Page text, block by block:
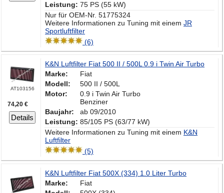
Leistung: 75 PS (55 kW)
Nur für OEM-Nr. 51775324
Weitere Informationen zu Tuning mit einem JR
Sportluftfilter
(6)
AT103156
74,20 €
Details
K&N Luftfilter Fiat 500 II / 500L 0.9 i Twin Air Turbo
Marke:
Fiat
Modell:
500 II / 500L
Motor:
0.9 i Twin Air Turbo
Benziner
Baujahr:
ab 09/2010
Leistung: 85/105 PS (63/77 kW)
Weitere Informationen zu Tuning mit einem K&N
Luftfilter
(5)
K&N Luftfilter Fiat 500X (334) 1.0 Liter Turbo
Marke:
Fiat